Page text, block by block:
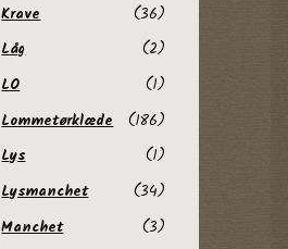
Krave
(36)
Låg
(2)
LO
(1)
Lommetørklæde
(186)
Lys
(1)
Lysmanchet
(34)
Manchet
(3)